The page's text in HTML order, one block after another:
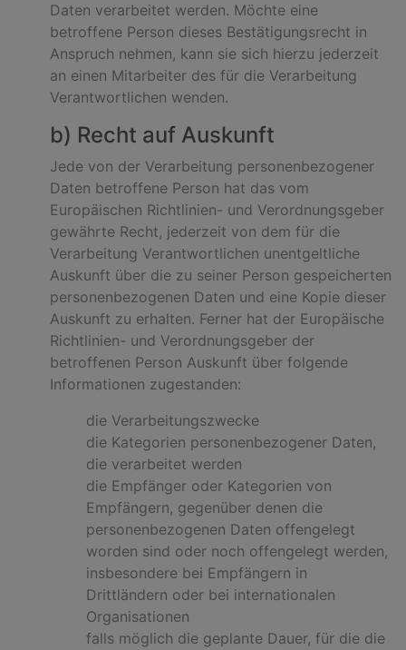
Daten verarbeitet werden. Möchte eine
betroffene Person dieses Bestätigungsrecht in
Anspruch nehmen, kann sie sich hierzu jederzeit
an einen Mitarbeiter des für die Verarbeitung
Verantwortlichen wenden.
b) Recht auf Auskunft
Jede von der Verarbeitung personenbezogener
Daten betroffene Person hat das vom
Europäischen Richtlinien- und Verordnungsgeber
gewährte Recht, jederzeit von dem für die
Verarbeitung Verantwortlichen unentgeltliche
Auskunft über die zu seiner Person gespeicherten
personenbezogenen Daten und eine Kopie dieser
Auskunft zu erhalten. Ferner hat der Europäische
Richtlinien- und Verordnungsgeber der
betroffenen Person Auskunft über folgende
Informationen zugestanden:
die Verarbeitungszwecke
die Kategorien personenbezogener Daten,
die verarbeitet werden
die Empfänger oder Kategorien von
Empfängern, gegenüber denen die
personenbezogenen Daten offengelegt
worden sind oder noch offengelegt werden,
insbesondere bei Empfängern in
Drittländern oder bei internationalen
Organisationen
falls möglich die geplante Dauer, für die die